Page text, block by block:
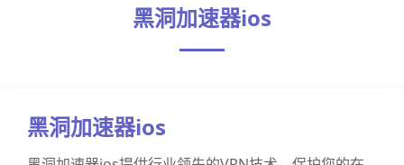
黑洞加速器ios
黑洞加速器ios